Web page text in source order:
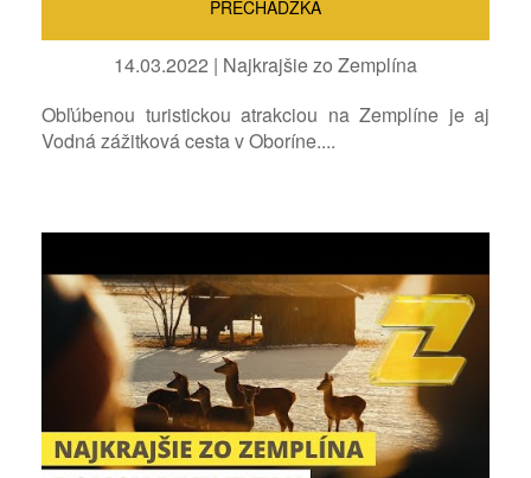
PRECHÁDZKA
14.03.2022 | Najkrajšie zo Zemplína
Obľúbenou turistickou atrakciou na Zemplíne je aj
Vodná zážitková cesta v Oboríne....